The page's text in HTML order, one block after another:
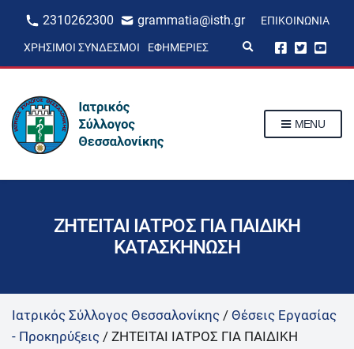
2310262300 grammatia@isth.gr ΕΠΙΚΟΙΝΩΝΊΑ
ΧΡΉΣΙΜΟΙ ΣΎΝΔΕΣΜΟΙ ΕΦΗΜΕΡΊΕΣ
p
m
MENU
ΖΗΤΕΙΤΑΙ ΙΑΤΡΟΣ ΓΙΑ ΠΑΙΔΙΚΗ
ΚΑΤΑΣΚΗΝΩΣΗ
Ιατρικός Σύλλογος Θεσσαλονίκης / Θέσεις Εργασίας
- Προκηρύξεις / ΖΗΤΕΙΤΑΙ ΙΑΤΡΟΣ ΓΙΑ ΠΑΙΔΙΚΗ